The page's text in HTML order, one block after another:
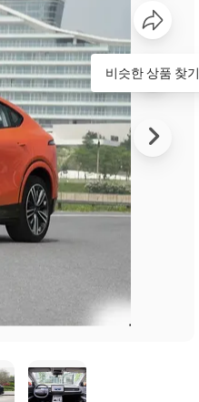
비슷한 상품 찾기